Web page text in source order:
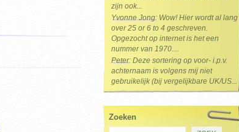
zijn ook...
Yvonne Jong: Wow! Hier wordt al lang
over 25 or 6 to 4 geschreven.
Opgezocht op internet is het een
nummer van 1970....
Peter: Deze sortering op voor- i.p.v.
achternaam is volgens mij niet
gebruikelijk (bij vergelijkbare UK/US...
Zoeken